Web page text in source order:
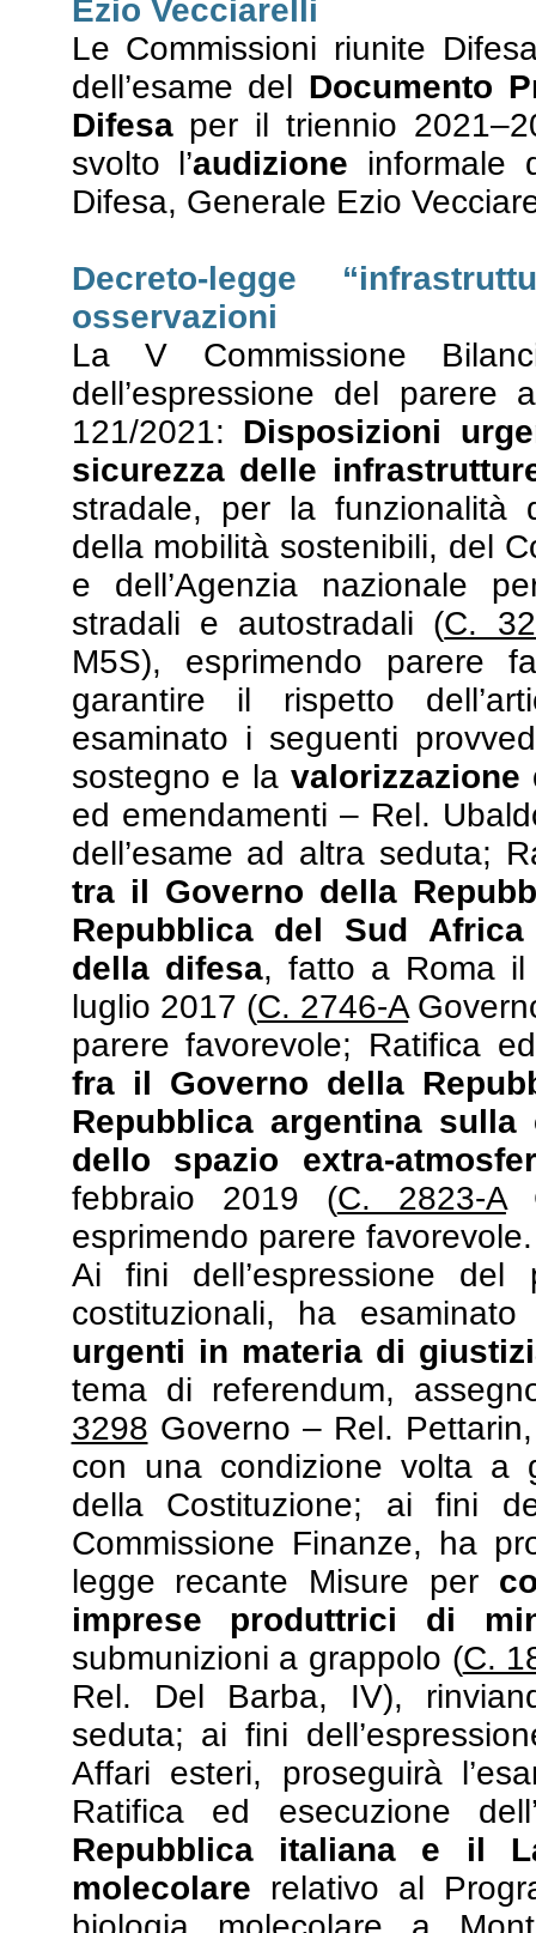
Ezio Vecciarelli
Le Commissioni riunite
dell’esame del Documento
Difesaper il triennio
svolto l’audizione informale
Difesa, Generale Ezio
Decreto-legge
osservazioni
La V Commissione
dell’espressione del parere
121/2021: Disposizioni
sicurezza delle
stradale, per la funzionalità
della mobilità sostenibili, del
e dell’Agenzia nazionale
stradali e autostradali (C.
M5S), esprimendo parere
garantire il rispetto
esaminato i seguenti
sostegno e la valorizzazione
ed emendamenti – Rel.
dell’esame ad altra seduta;
tra il Governo della
Repubblica del Sud
della difesa, fatto a Roma
luglio 2017 (C. 2746-A
parere favorevole; Ratifica
fra il Governo della
Repubblica argentina
dello spazio extra-
febbraio 2019 (C. 2823-A
esprimendo parere favorevole.
Ai fini dell’espressione
costituzionali, ha
urgenti in materia di
tema di referendum,
3298 Governo – Rel.
con una condizione volta a
della Costituzione; ai fini
Commissione Finanze, ha
legge recante Misure per
imprese produttrici di
submunizioni a grappolo (C.
Rel. Del Barba, IV),
seduta; ai fini
Affari esteri, proseguirà
Ratifica ed esecuzione
Repubblica italiana e il
molecolare relativo al